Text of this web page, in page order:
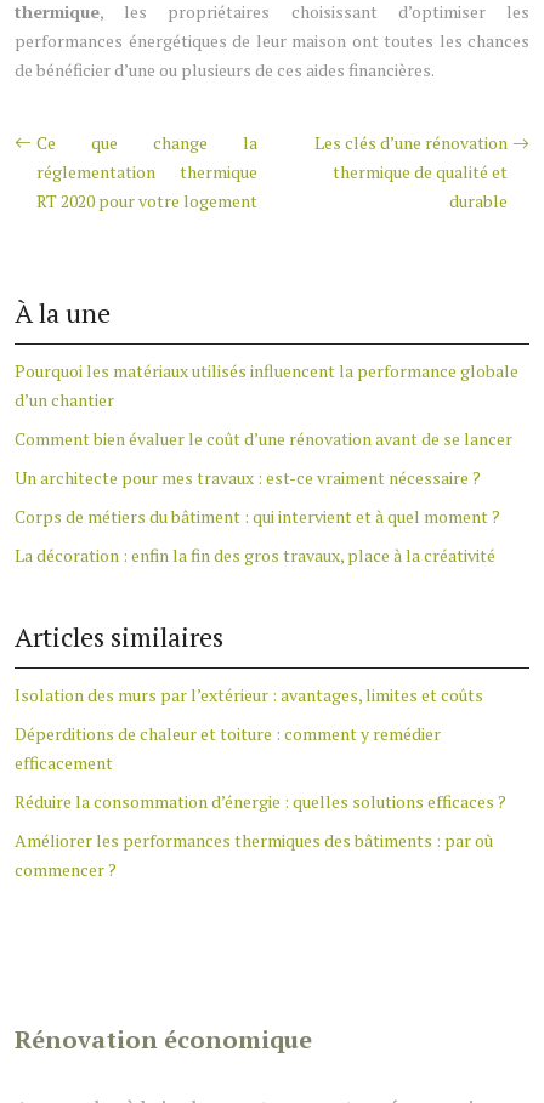
thermique, les propriétaires choisissant d’optimiser les
performances énergétiques de leur maison ont toutes les chances
de bénéficier d’une ou plusieurs de ces aides financières.
Ce que change la
réglementation thermique
RT 2020 pour votre logement
Les clés d’une rénovation
thermique de qualité et
durable
À la une
Pourquoi les matériaux utilisés influencent la performance globale
d’un chantier
Comment bien évaluer le coût d’une rénovation avant de se lancer
Un architecte pour mes travaux : est-ce vraiment nécessaire ?
Corps de métiers du bâtiment : qui intervient et à quel moment ?
La décoration : enfin la fin des gros travaux, place à la créativité
Articles similaires
Isolation des murs par l’extérieur : avantages, limites et coûts
Déperditions de chaleur et toiture : comment y remédier
efficacement
Réduire la consommation d’énergie : quelles solutions efficaces ?
Améliorer les performances thermiques des bâtiments : par où
commencer ?
Rénovation économique